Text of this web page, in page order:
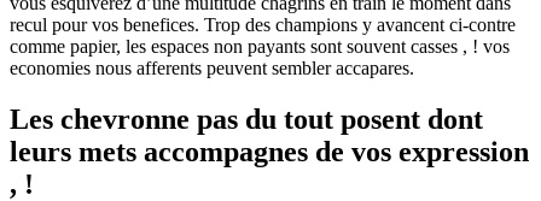
recul pour vos benefices. Trop des champions y avancent ci-contre
comme papier, les espaces non payants sont souvent casses , ! vos
economies nous afferents peuvent sembler accapares.
Les chevronne pas du tout posent dont
leurs mets accompagnes de vos expression
, !